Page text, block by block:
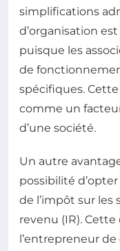
simplifications
d’organisation
puisque les
de
spécifiques.
comme un
d’une société.
Un autre
possibilité
de l’impôt sur les
revenu (IR).
l’entrepreneur